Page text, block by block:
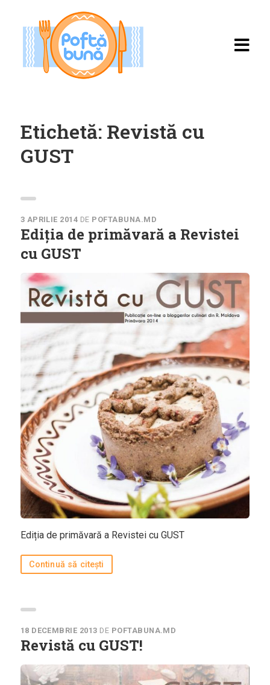
Rețete
Toate rețetele
Categorii
Bucătării
Românească
Internațională
Europeană
Italiană
Nord-Americană
Mexicană
Chineză
Adaugă rețetă
Revistă
Gastronomie
Știri culinare
Evenimente
Digest
PoftaBuna.md
Nutriție
Etichetă: Revistă cu
GUST
3 APRILIE 2014 DE POFTABUNA.MD
Ediția de primăvară a Revistei
cu GUST
Ediția de primăvară a Revistei cu GUST
Continuă să citești
18 DECEMBRIE 2013 DE POFTABUNA.MD
Revistă cu GUST!